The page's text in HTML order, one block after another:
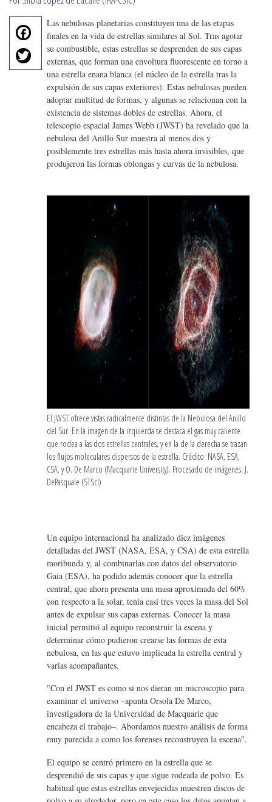
F
e
T
w
it
te
Las nebulosas planetarias constituyen una de las etapas
finales en la vida de estrellas similares al Sol. Tras agotar
su combustible, estas estrellas se desprenden de sus capas
externas, que forman una envoltura fluorescente en torno a
una estrella enana blanca (el núcleo de la estrella tras la
expulsión de sus capas exteriores). Estas nebulosas pueden
adoptar multitud de formas, y algunas se relacionan con la
existencia de sistemas dobles de estrellas. Ahora, el
telescopio espacial James Webb (JWST) ha revelado que la
nebulosa del Anillo Sur muestra al menos dos y
posiblemente tres estrellas más hasta ahora invisibles, que
produjeron las formas oblongas y curvas de la nebulosa.
El JWST ofrece vistas radicalmente distintas de la Nebulosa del Anillo
del Sur. En la imagen de la izquierda se destaca el gas muy caliente
que rodea a las dos estrellas centrales, y en la de la derecha se trazan
los flujos moleculares dispersos de la estrella. Crédito: NASA, ESA,
CSA, y O. De Marco (Macquarie University). Procesado de imágenes: J.
DePasquale (STScI)
Un equipo internacional ha analizado diez imágenes
detalladas del JWST (NASA, ESA, y CSA) de esta estrella
moribunda y, al combinarlas con datos del observatorio
Gaia (ESA), ha podido además conocer que la estrella
central, que ahora presenta una masa aproximada del 60%
con respecto a la solar, tenía casi tres veces la masa del Sol
antes de expulsar sus capas externas. Conocer la masa
inicial permitió al equipo reconstruir la escena y
determinar cómo pudieron crearse las formas de esta
nebulosa, en las que estuvo implicada la estrella central y
varias acompañantes.
"Con el JWST es como si nos dieran un microscopio para
examinar el universo –apunta Orsola De Marco,
investigadora de la Universidad de Macquarie que
encabeza el trabajo–. Abordamos nuestro análisis de forma
muy parecida a como los forenses reconstruyen la escena".
El equipo se centró primero en la estrella que se
desprendió de sus capas y que sigue rodeada de polvo. Es
habitual que estas estrellas envejecidas muestren discos de